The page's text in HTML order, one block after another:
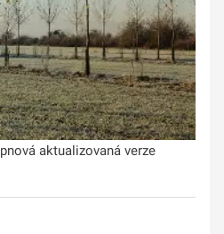
aktualizovaná verze